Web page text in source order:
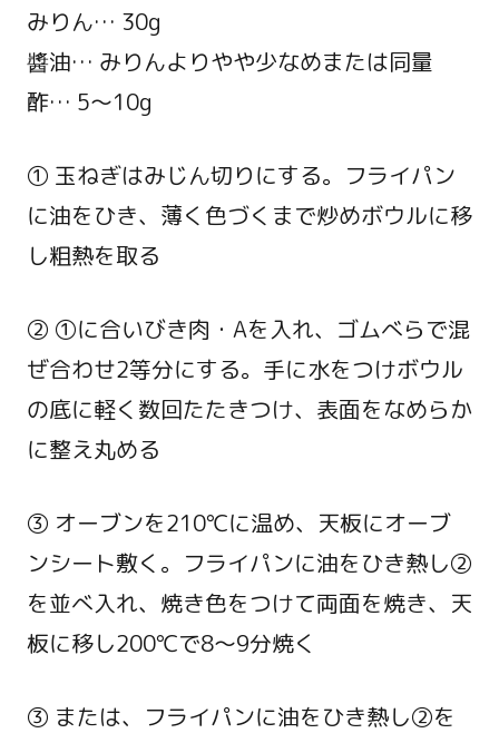
みりん… 30g
醬油… みりんよりやや少なめまたは同量
酢… 5～10g
① 玉ねぎはみじん切りにする。フライパン
に油をひき、薄く色づくまで炒めボウルに移
し粗熱を取る
② ①に合いびき肉・Aを入れ、ゴムべらで混
ぜ合わせ2等分にする。手に水をつけボウル
の底に軽く数回たたきつけ、表面をなめらか
に整え丸める
③ オーブンを210℃に温め、天板にオーブ
ンシート敷く。フライパンに油をひき熱し②
を並べ入れ、焼き色をつけて両面を焼き、天
板に移し200℃で8～9分焼く
③ または、フライパンに油をひき熱し②を